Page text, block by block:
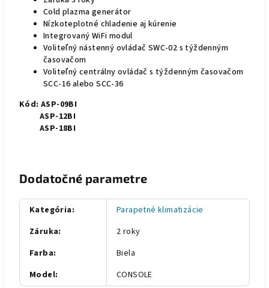
Cold plazma generátor
Nízkoteplotné chladenie aj kúrenie
Integrovaný WiFi modul
Voliteľný nástenný ovládač SWC-02 s týždenným
časovačom
Voliteľný centrálny ovládač s týždenným časovačom
SCC-16 alebo SCC-36
Kód: ASP-09BI
ASP-12BI
ASP-18BI
Dodatočné parametre
Kategória:
Parapetné klimatizácie
Záruka:
2 roky
Farba:
Biela
Model: CONSOLE